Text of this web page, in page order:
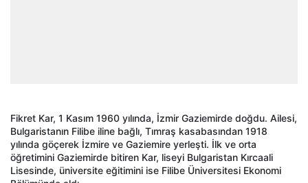
Fikret Kar, 1 Kasım 1960 yılında, İzmir Gaziemirde doğdu. Ailesi,
Bulgaristanın Filibe iline bağlı, Tımraş kasabasından 1918
yılında göçerek İzmire ve Gaziemire yerleşti. İlk ve orta
öğretimini Gaziemirde bitiren Kar, liseyi Bulgaristan Kırcaali
Lisesinde, üniversite eğitimini ise Filibe Üniversitesi Ekonomi